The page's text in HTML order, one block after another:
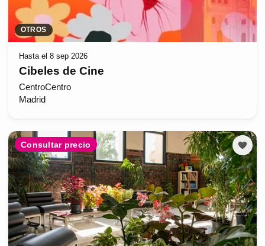
OTROS
Hasta el 8 sep 2026
Cibeles de Cine
CentroCentro
Madrid
Consultar precio